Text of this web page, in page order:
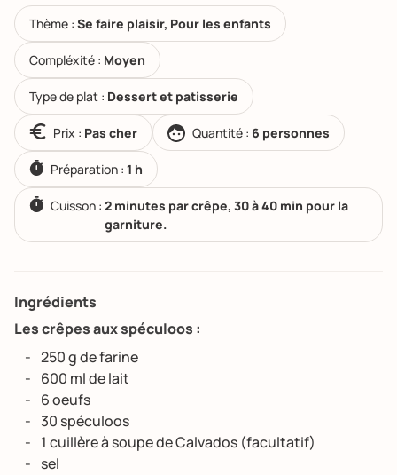
Thème : Se faire plaisir, Pour les enfants
Compléxité : Moyen
Type de plat : Dessert et patisserie
Prix : Pas cher Quantité : 6 personnes
Préparation :1 h
Cuisson :2 minutes par crêpe, 30 à 40 min pour la
garniture.
Ingrédients
Les crêpes aux spéculoos :
250 g de farine
600 ml de lait
6 oeufs
30 spéculoos
1 cuillère à soupe de Calvados (facultatif)
sel